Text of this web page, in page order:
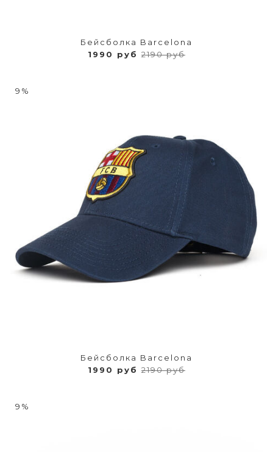
Бейсболка Barcelona
1990 руб 2190 руб
9%
Бейсболка Barcelona
1990 руб 2190 руб
9%